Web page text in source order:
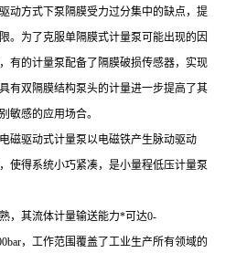
动方式下泵隔膜受力过分集中的缺点，提
。为了克服单隔膜式计量泵可能出现的因
有的计量泵配备了隔膜破损传感器，实现
有双隔膜结构泵头的计量进一步提高了其
敏感的应用场合。
磁驱动式计量泵以电磁铁产生脉动驱动
使得系统小巧紧凑，是小量程低压计量泵
，其流体计量输送能力*可达0-
，工作范围覆盖了工业生产所有领域的